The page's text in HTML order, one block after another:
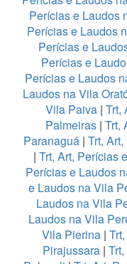
Perícias e Laudos
Perícias e Laudos
Perícias e
Perícias e
Perícias e Laudos
Laudos na Vila
Vila Paiva| Trt,
Palmeiras | Trt,
Paranaguá| Trt,
| Trt, Art, Perícias
Perícias e Laudos
e Laudos na Vila
Laudos na Vila
Laudos na Vila
Vila Pierina|
Pirajussara|